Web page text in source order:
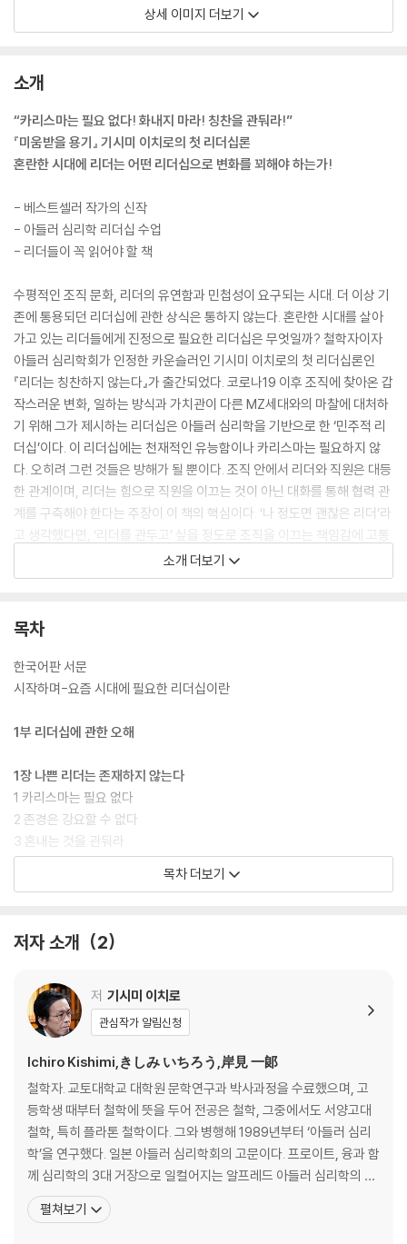
상세 이미지 더보기
소개
“카리스마는 필요 없다! 화내지 마라! 칭찬을 관둬라!”
『미움받을 용기』 기시미 이치로의 첫 리더십론
혼란한 시대에 리더는 어떤 리더십으로 변화를 꾀해야 하는가!
- 베스트셀러 작가의 신작
- 아들러 심리학 리더십 수업
- 리더들이 꼭 읽어야 할 책
수평적인 조직 문화, 리더의 유연함과 민첩성이 요구되는 시대. 더 이상 기
존에 통용되던 리더십에 관한 상식은 통하지 않는다. 혼란한 시대를 살아
가고 있는 리더들에게 진정으로 필요한 리더십은 무엇일까? 철학자이자
아들러 심리학회가 인정한 카운슬러인 기시미 이치로의 첫 리더십론인
『리더는 칭찬하지 않는다』가 출간되었다. 코로나19 이후 조직에 찾아온 갑
작스러운 변화, 일하는 방식과 가치관이 다른 MZ세대와의 마찰에 대처하
기 위해 그가 제시하는 리더십은 아들러 심리학을 기반으로 한 ‘민주적 리
더십’이다. 이 리더십에는 천재적인 유능함이나 카리스마는 필요하지 않
다. 오히려 그런 것들은 방해가 될 뿐이다. 조직 안에서 리더와 직원은 대등
한 관계이며, 리더는 힘으로 직원을 이끄는 것이 아닌 대화를 통해 협력 관
계를 구축해야 한다는 주장이 이 책의 핵심이다. ‘나 정도면 괜찮은 리더’라
고 생각했다면, ‘리더를 관두고’ 싶을 정도로 조직을 이끄는 책임감에 고통
스럽다면, 성패의 기준을 세우기가 늘 어려워 ‘결단할 용기’가 필요하다면,
리더십에 관한 ‘오해’를 파괴하고, 리더십의 ‘본질’에 집중해야 한다.
1부에서는 서툰 리더들이 알아야 할 리더십에 관한 오해를 전하며, 리더가
대에 리더가 할 수 있는 것, 해야 하는 것, 해서는 안 되는 것에 대해서도 다
뤘다. 2부에서는 아들러 심리학을 기반으로 저자가 리더십에 관해 배운 점
일하고 있는 리더라면 가장 궁금해할 만한 내용들이 다수 수록되어 있다.
향성을 찾을 수 있을 것이다.
소개 더보기
목차
한국어판 서문
시작하며-요즘 시대에 필요한 리더십이란
1부 리더십에 관한 오해
1장 나쁜 리더는 존재하지 않는다
1 카리스마는 필요 없다
2 존경은 강요할 수 없다
3 혼내는 것을 관둬라
4 칭찬을 관둬라
8 경쟁이 없는 직장을 만들어라
10 타인에게 도움이 된다는 생각으로 일해야 한다
11 리더의 방향성에 관한 고민
12 리더가 할 수 있는 것과 할 수 없는 것
2장 서툰 리더는 존재한다
1 리더라는 직책이 적성에 맞지 않는다
2 리더의 고독과 고립
3 처음부터 뛰어난 리더는 없다
4 회사를 물려받기가 힘들다
6 행복을 팔아라
목차 더보기
저자 소개 2
저 기시미 이치로
관심작가 알림신청
Ichiro Kishimi,きしみ いちろう,岸見 一郞
철학자. 교토대학교 대학원 문학연구과 박사과정을 수료했으며, 고
등학생 때부터 철학에 뜻을 두어 전공은 철학, 그중에서도 서양고대
철학, 특히 플라톤 철학이다. 그와 병행해 1989년부터 ‘아들러 심리
학’을 연구했다. 일본 아들러 심리학회의 고문이다. 프로이트, 융과 함
께 심리학의 3대 거장으로 일컬어지는 알프레드 아들러 심리학의 정
수를 담은 『미움받을 용기』로 전 세계적인 반향을 일으켰다. 아들러
열풍을 몰고 왔던 그는 여전히 아들러 심리학과 고대철학에 관한 집
펼쳐보기